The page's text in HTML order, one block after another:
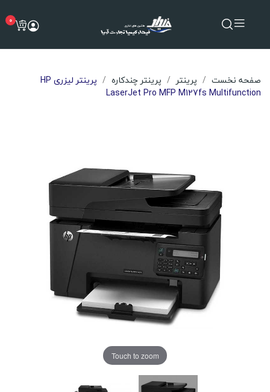
0
صفحه نخست پرینتر پرینتر چندکاره
پرینتر لیزری HP
LaserJet Pro MFP M127fs Multifunction
Touch to zoom